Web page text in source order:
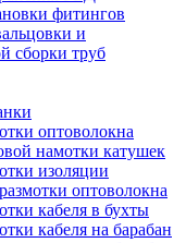
фитингов
и
сборки труб
оптоволокна
намотки катушек
изоляции
оптоволокна
кабеля в бухты
кабеля на барабан